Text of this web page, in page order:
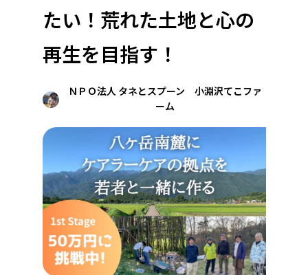
近畿
四国
九州・沖縄
環境・エシカル
人権・マイノリティ
社会貢献
地域からさがす
北海道 青森 岩手 宮城 秋田 山形
茨城 群馬 埼玉 千葉
新潟 富山 石川 福井 山梨 長野
三重 京都 大阪 兵庫 奈良
島根 岡山 広島 山口
たい！荒れた土地と心の
再生を目指す！
ＮＰＯ法人 タネとスプーン 小淵沢てこファ
ーム